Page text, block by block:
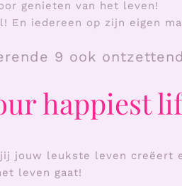
genieten van het leven!
En iedereen op zijn eigen
9 ook
happiest
jouw leukste leven creëert
leven gaat!